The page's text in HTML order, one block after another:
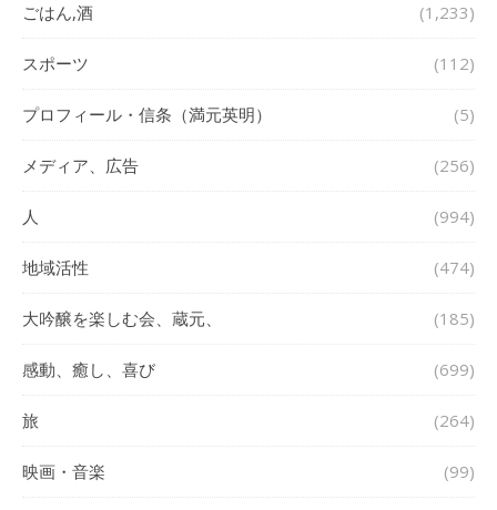
ごはん,酒 (1,233)
スポーツ (112)
プロフィール・信条（満元英明） (5)
メディア、広告 (256)
人 (994)
地域活性 (474)
大吟醸を楽しむ会、蔵元、 (185)
感動、癒し、喜び (699)
旅 (264)
映画・音楽 (99)